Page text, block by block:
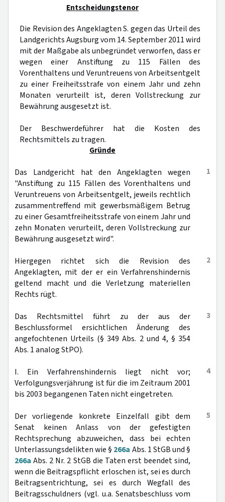
Entscheidungstenor
Die Revision des Angeklagten S. gegen das Urteil des
Landgerichts Augsburg vom 14. September 2011 wird
mit der Maßgabe als unbegründet verworfen, dass er
wegen einer Anstiftung zu 115 Fällen des
Vorenthaltens und Veruntreuens von Arbeitsentgelt
zu einer Freiheitsstrafe von einem Jahr und zehn
Monaten verurteilt ist, deren Vollstreckung zur
Bewährung ausgesetzt ist.
Der Beschwerdeführer hat die Kosten des
Rechtsmittels zu tragen.
Gründe
1
Das Landgericht hat den Angeklagten wegen
"Anstiftung zu 115 Fällen des Vorenthaltens und
Veruntreuens von Arbeitsentgelt, jeweils rechtlich
zusammentreffend mit gewerbsmäßigem Betrug
zu einer Gesamtfreiheitsstrafe von einem Jahr und
zehn Monaten verurteilt, deren Vollstreckung zur
Bewährung ausgesetzt wird".
2
Hiergegen richtet sich die Revision des
Angeklagten, mit der er ein Verfahrenshindernis
geltend macht und die Verletzung materiellen
Rechts rügt.
3
Das Rechtsmittel führt zu der aus der
Beschlussformel ersichtlichen Änderung des
angefochtenen Urteils (§ 349 Abs. 2 und 4, § 354
Abs. 1 analog StPO).
4
I. Ein Verfahrenshindernis liegt nicht vor;
Verfolgungsverjährung ist für die im Zeitraum 2001
bis 2003 begangenen Taten nicht eingetreten.
5
Der vorliegende konkrete Einzelfall gibt dem
Senat keinen Anlass von der gefestigten
Rechtsprechung abzuweichen, dass bei echten
Unterlassungsdelikten wie § 266a Abs. 1 StGB und §
266a Abs. 2 Nr. 2 StGB die Taten erst beendet sind,
wenn die Beitragspflicht erloschen ist, sei es durch
Beitragsentrichtung, sei es durch Wegfall des
Beitragsschuldners (vgl. u.a. Senatsbeschluss vom